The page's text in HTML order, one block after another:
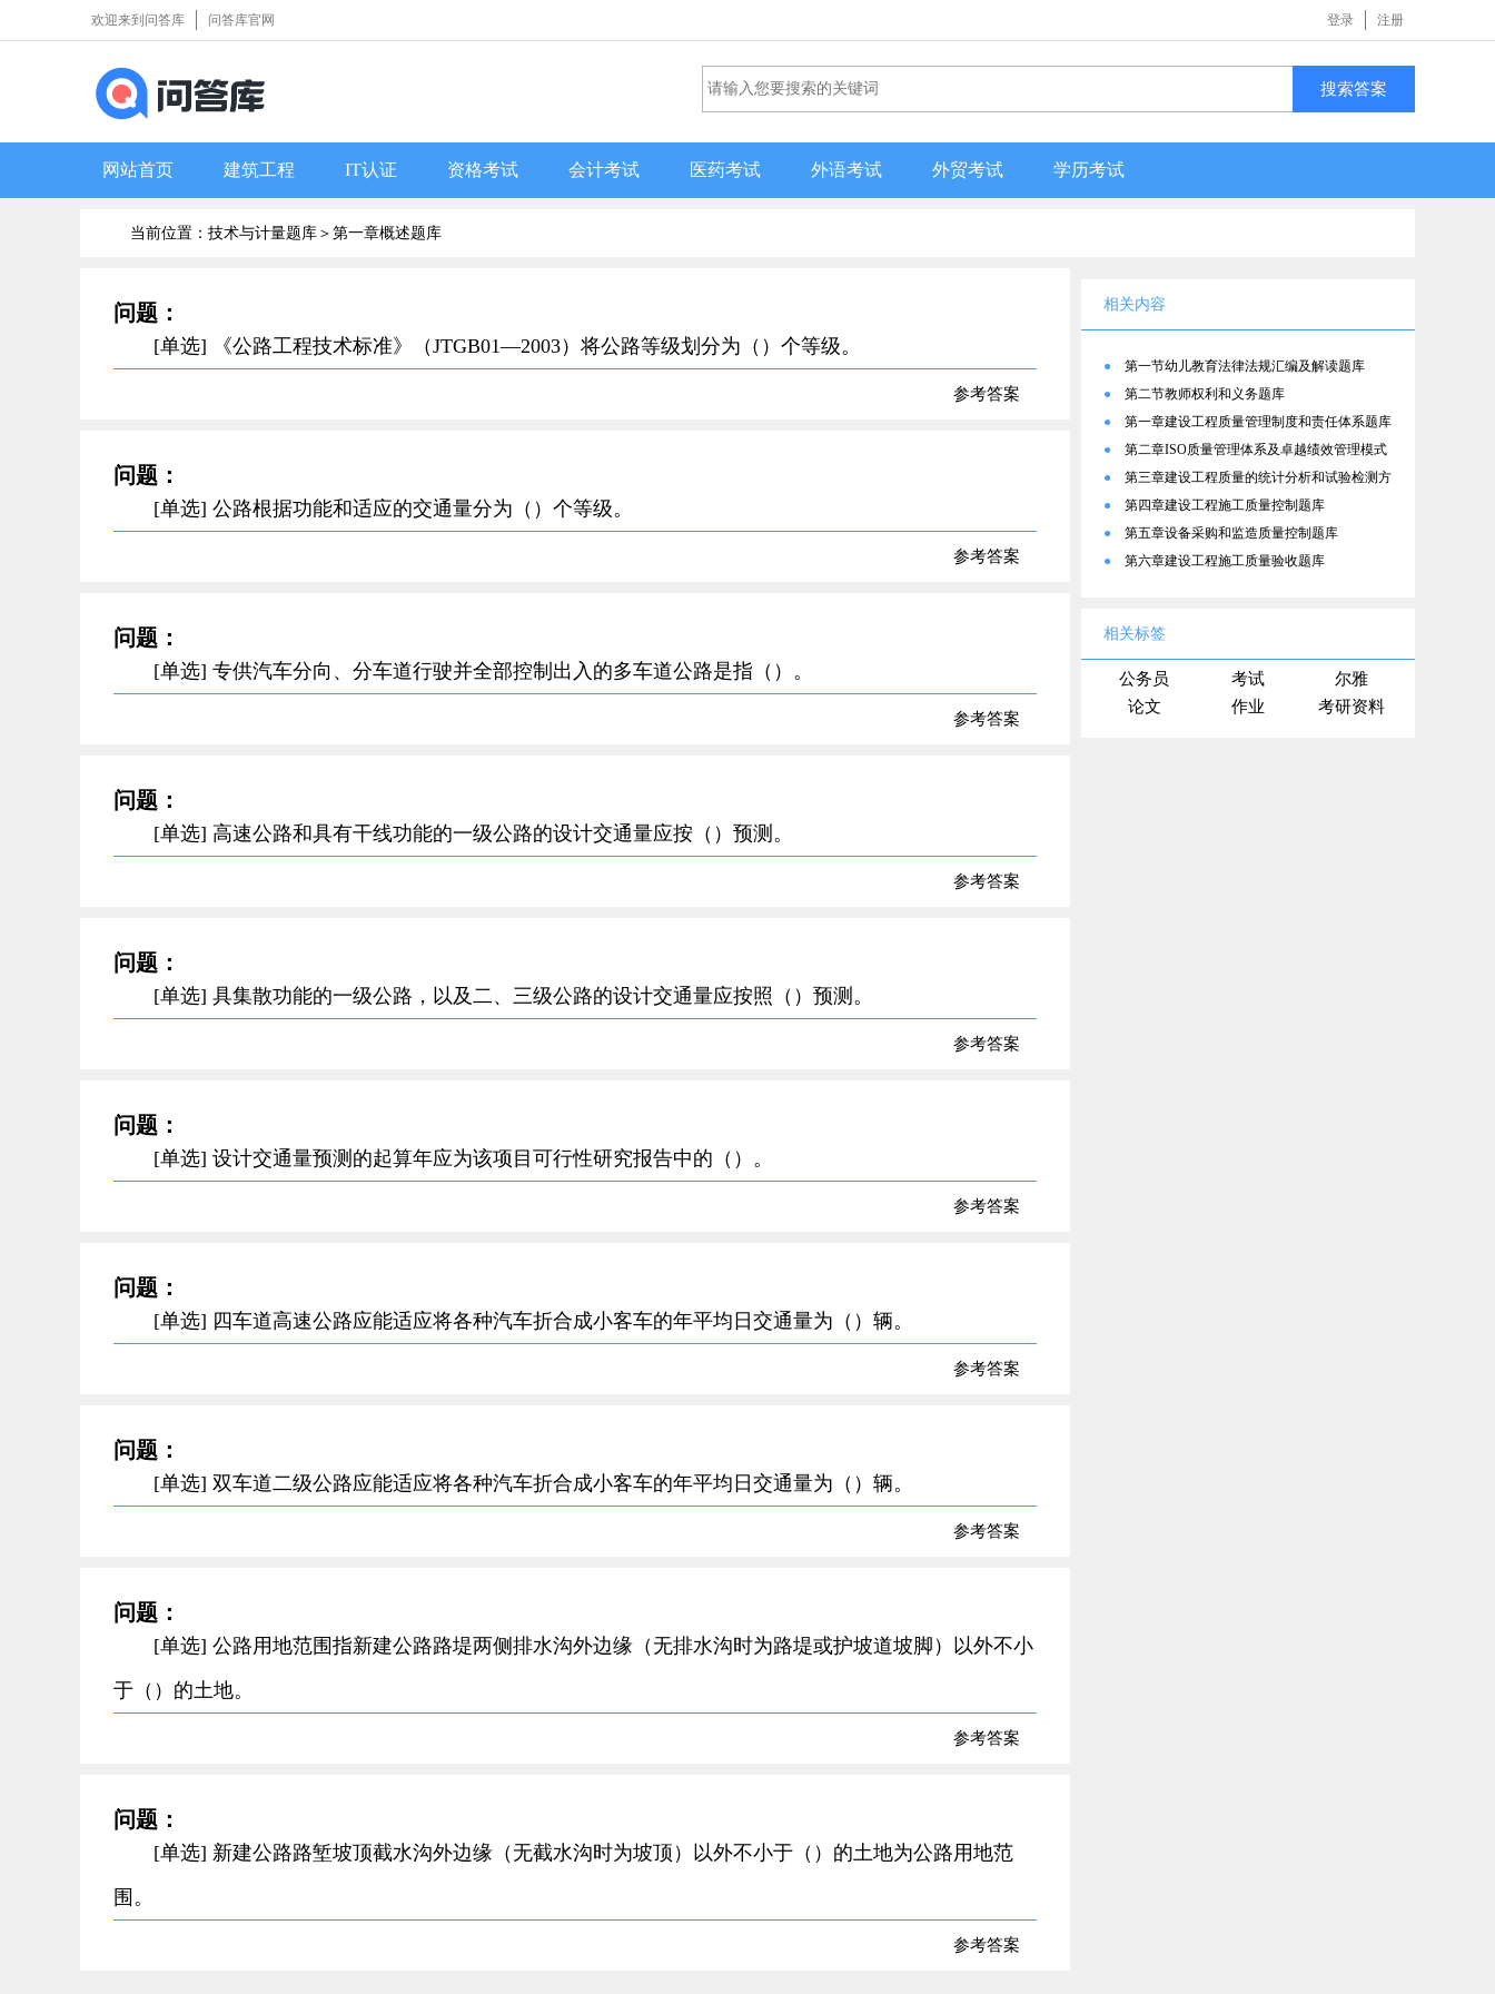
登录 注册
欢迎来到问答库 问答库官网
搜索答案
网站首页 建筑工程 IT认证 资格考试 会计考试 医药考试 外语考试 外贸考试 学历考试
当前位置：技术与计量题库＞ 第一章概述题库
问题：
[单选] 《公路工程技术标准》（JTGB01—2003）将公路等级划分为（）个等级。
参考答案
问题：
[单选] 公路根据功能和适应的交通量分为（）个等级。
参考答案
问题：
[单选] 专供汽车分向、分车道行驶并全部控制出入的多车道公路是指（）。
参考答案
问题：
[单选] 高速公路和具有干线功能的一级公路的设计交通量应按（）预测。
参考答案
问题：
[单选] 具集散功能的一级公路，以及二、三级公路的设计交通量应按照（）预测。
参考答案
问题：
[单选] 设计交通量预测的起算年应为该项目可行性研究报告中的（）。
参考答案
问题：
[单选] 四车道高速公路应能适应将各种汽车折合成小客车的年平均日交通量为（）辆。
参考答案
问题：
[单选] 双车道二级公路应能适应将各种汽车折合成小客车的年平均日交通量为（）辆。
参考答案
问题：
[单选] 公路用地范围指新建公路路堤两侧排水沟外边缘（无排水沟时为路堤或护坡道坡脚）以外不小
于（）的土地。
参考答案
问题：
[单选] 新建公路路堑坡顶截水沟外边缘（无截水沟时为坡顶）以外不小于（）的土地为公路用地范
围。
参考答案
相关内容
●
第一节幼儿教育法律法规汇编及解读题库
●
第二节教师权利和义务题库
●
第一章建设工程质量管理制度和责任体系题库
●
第二章ISO质量管理体系及卓越绩效管理模式
题库
●
第三章建设工程质量的统计分析和试验检测方
法题库
●
第四章建设工程施工质量控制题库
●
第五章设备采购和监造质量控制题库
●
第六章建设工程施工质量验收题库
相关标签
公务员 考试
尔雅
论文
作业 考研资料